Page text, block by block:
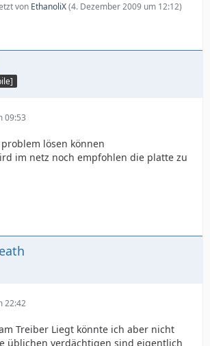
von EthanoliX(4. Dezember 2009 um 12:12)
09:53
lösen können
im netz noch empfohlen die platte zu
22:42
Treiber Liegt könnte ich aber nicht
üblichen verdächtigen sind eigentlich